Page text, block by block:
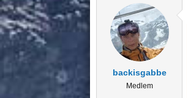
backisgabbe
Medlem